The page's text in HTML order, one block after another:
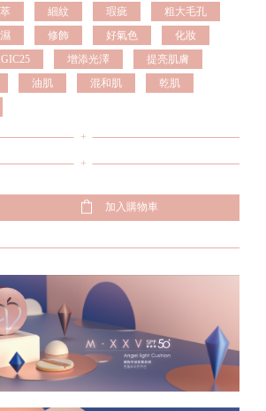
細紋 瑕疵
粗大毛孔
修飾 好氣色
化妝
增添光澤
提亮肌膚
油肌 混和肌
乾肌
+
+
加入購物車